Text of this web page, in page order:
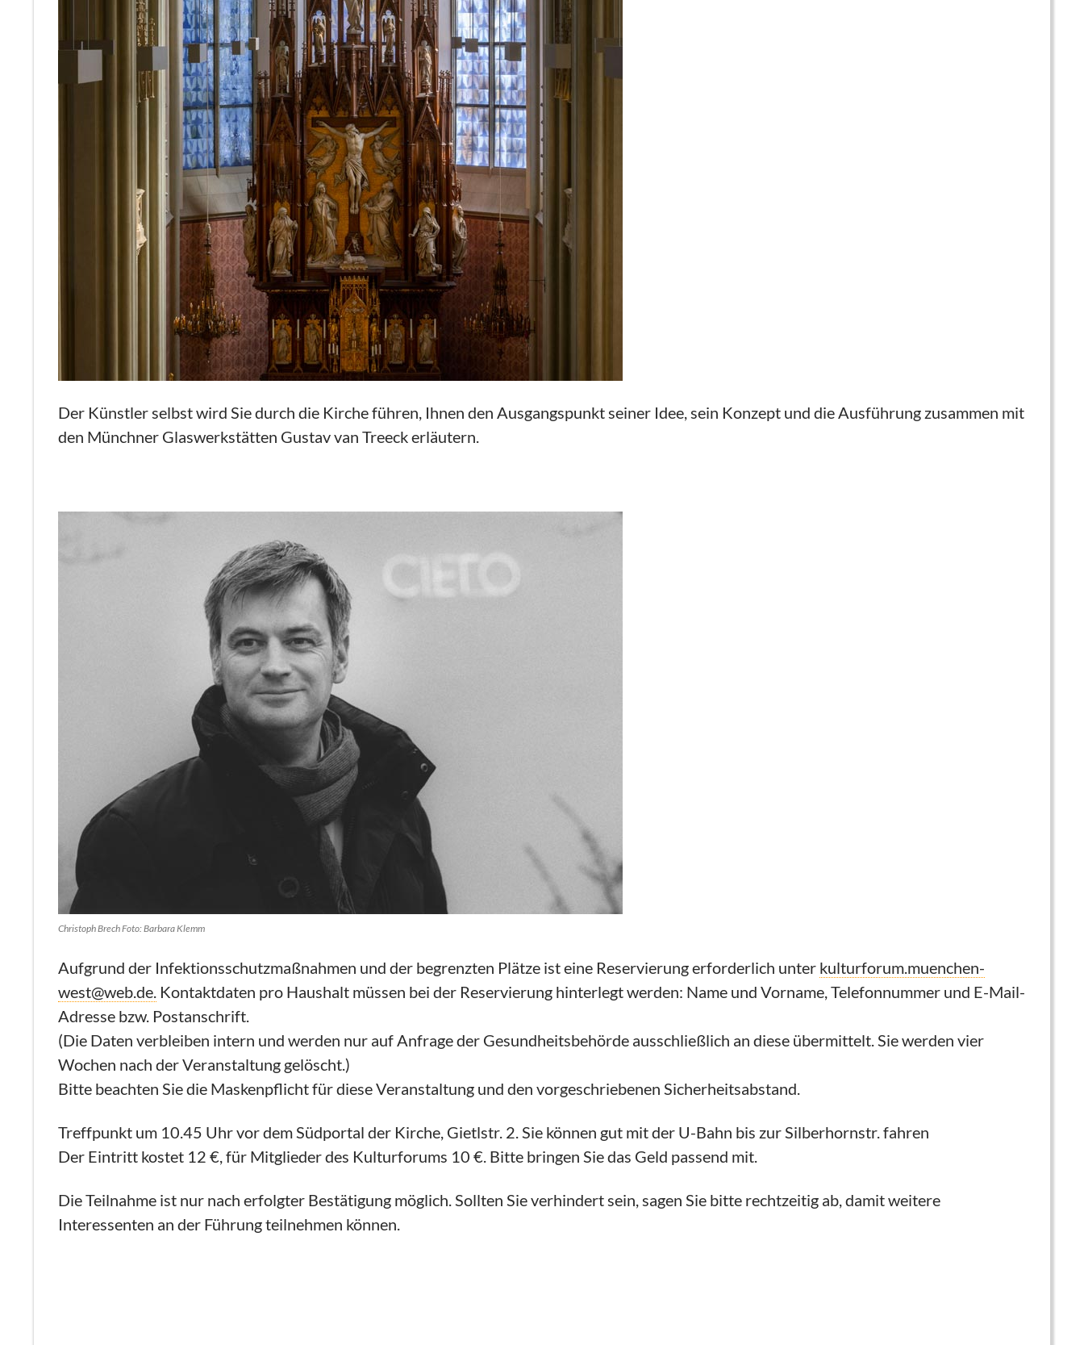
Der Künstler selbst wird Sie durch die Kirche führen, Ihnen den Ausgangspunkt seiner Idee, sein Konzept und die Ausführung zusammen mit
den Münchner Glaswerkstätten Gustav van Treeck erläutern.
Christoph Brech Foto: Barbara Klemm
Aufgrund der Infektionsschutzmaßnahmen und der begrenzten Plätze ist eine Reservierung erforderlich unter kulturforum.muenchen-
west@web.de. Kontaktdaten pro Haushalt müssen bei der Reservierung hinterlegt werden: Name und Vorname, Telefonnummer und E-Mail-
Adresse bzw. Postanschrift.
(Die Daten verbleiben intern und werden nur auf Anfrage der Gesundheitsbehörde ausschließlich an diese übermittelt. Sie werden vier
Wochen nach der Veranstaltung gelöscht.)
Bitte beachten Sie die Maskenpflicht für diese Veranstaltung und den vorgeschriebenen Sicherheitsabstand.
Treffpunkt um 10.45 Uhr vor dem Südportal der Kirche, Gietlstr. 2. Sie können gut mit der U-Bahn bis zur Silberhornstr. fahren
Der Eintritt kostet 12 €, für Mitglieder des Kulturforums 10 €. Bitte bringen Sie das Geld passend mit.
Die Teilnahme ist nur nach erfolgter Bestätigung möglich. Sollten Sie verhindert sein, sagen Sie bitte rechtzeitig ab, damit weitere
Interessenten an der Führung teilnehmen können.